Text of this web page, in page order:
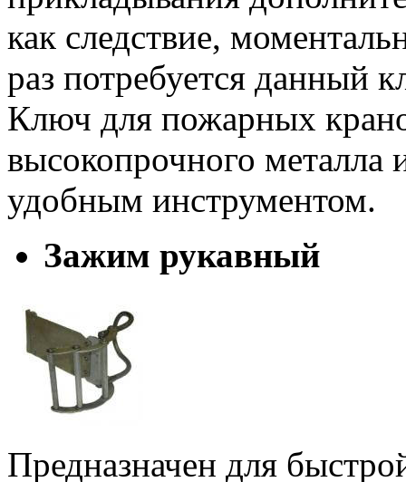
как следствие,
раз потребуется данный
Ключ для пожарных
высокопрочного металла
удобным инструментом.
Зажим рукавный
Предназначен для